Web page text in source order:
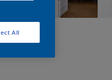
All